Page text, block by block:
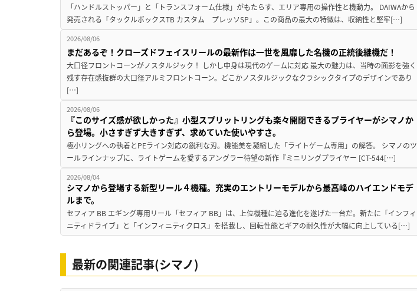
「ハンドルストッパー」と「トランスフォーム仕様」がもたらす、エリア専用の操作性と機動力。 DAIWAから
発売される「タックルボックスTB カスタム プレッソSP」。この商品の最大の特徴は、収納性と堅牢[…]
2026/08/06
まだあるぞ！クローズドフェイスリールの最新作は一世を風靡した名機の正統後継機だ！
大口径フロントコーンがノスタルジック！ しかし中身は現代のゲームに対応 最大の魅力は、当時の面影を強く
残す存在感抜群の大口径アルミフロントコーン。どこかノスタルジックなクラシックタイプのデザインであり
[…]
2026/08/06
『このサイズ感が欲しかった』小型スプリットリングも楽々開閉できるプライヤーがシマノか
ら登場。小さすぎず大きすぎず、求めていた使いやすさ。
極小リングへの執着とPEライン対応の鋭利な刃。機能美を凝縮した「ライトゲーム専用」の解答。 シマノのツ
ールラインナップに、ライトゲームを愛するアングラー待望の新作『ミニリングプライヤー [CT-544[…]
2026/08/04
シマノから登場する新型リール４機種。充実のエントリーモデルから最高峰のハイエンドモデ
ルまで。
セフィア BB エギング専用リール「セフィア BB」は、上位機種に迫る進化を遂げた一台だ。新たに「インフィ
ニティドライブ」と「インフィニティクロス」を搭載し、回転性能とギアの耐久性が大幅に向上している[…]
最新の関連記事(シマノ)